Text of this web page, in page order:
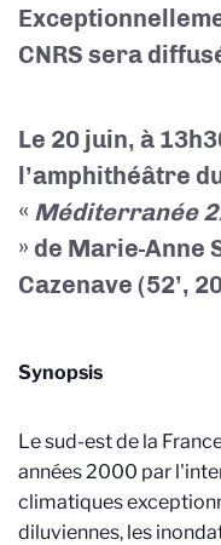
CNRS sera
Le 20 juin, à
l’amphithéâtre
« Méditerranée
» de Marie-Anne
Cazenave (52’,
Synopsis
Le sud-est de la
années 2000 par
climatiques
diluviennes, les